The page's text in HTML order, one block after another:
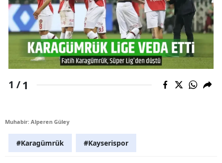
1 /1
Muhabir: Alperen Güley
#Karagümrük #Kayserispor